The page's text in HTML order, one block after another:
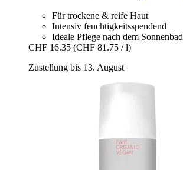
Für trockene & reife Haut
Intensiv feuchtigkeitsspendend
Ideale Pflege nach dem Sonnenbad
CHF 16.35 (CHF 81.75 / l)
Zustellung bis 13. August